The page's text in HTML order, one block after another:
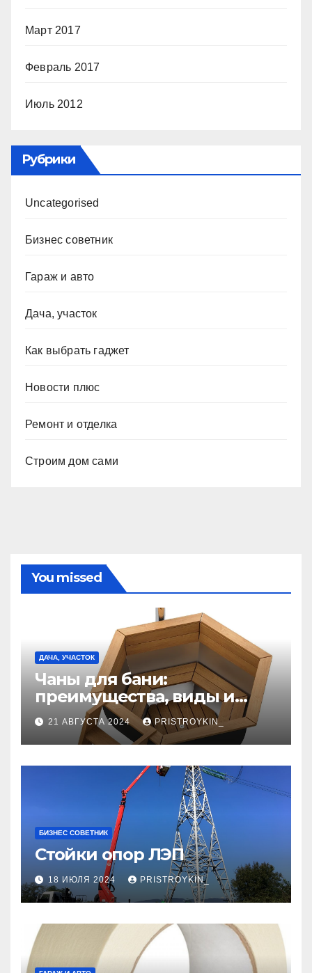
Март 2017
Февраль 2017
Июль 2012
Рубрики
Uncategorised
Бизнес советник
Гараж и авто
Дача, участок
Как выбрать гаджет
Новости плюс
Ремонт и отделка
Строим дом сами
You missed
ДАЧА, УЧАСТОК
Чаны для бани:
преимущества, виды и
особенности
использования
21 АВГУСТА 2024 PRISTROYKIN_
БИЗНЕС СОВЕТНИК
Стойки опор ЛЭП
18 ИЮЛЯ 2024 PRISTROYKIN_